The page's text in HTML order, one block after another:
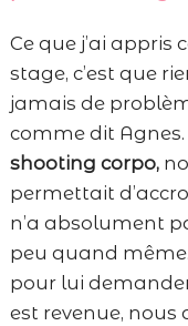
Ce que j’ai
stage, c’est que
jamais de
comme dit Agnes.
shooting corpo,
permettait
n’a absolument
peu quand
pour lui
est revenue,